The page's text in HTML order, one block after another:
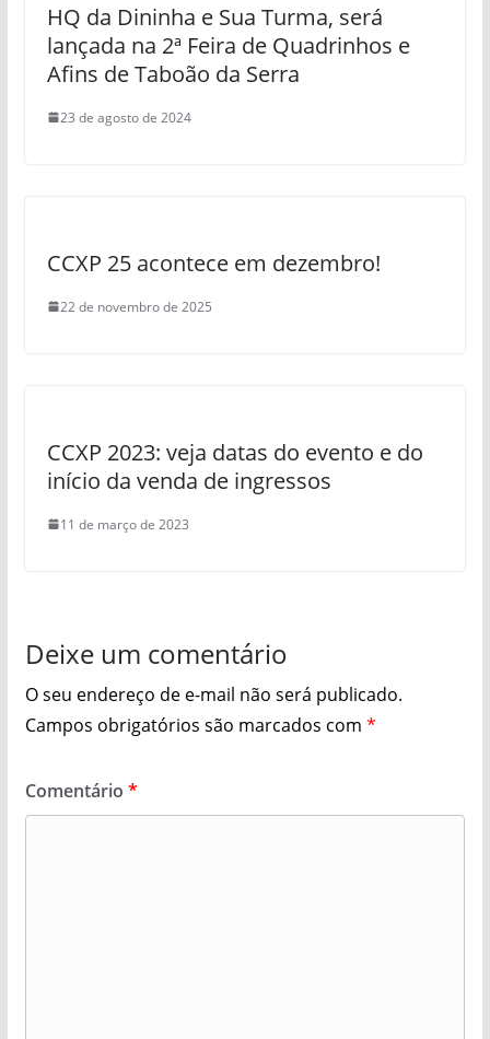
HQ da Dininha e Sua Turma, será
lançada na 2ª Feira de Quadrinhos e
Afins de Taboão da Serra
23 de agosto de 2024
CCXP 25 acontece em dezembro!
22 de novembro de 2025
CCXP 2023: veja datas do evento e do
início da venda de ingressos
11 de março de 2023
Deixe um comentário
O seu endereço de e-mail não será publicado.
Campos obrigatórios são marcados com *
Comentário *